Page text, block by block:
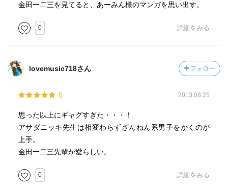
金田一二三を見てると、あーみん様のマンガを思い出す。
0 詳細をみる
lovemusic718さん フォロー
5 2013.08.25
思った以上にギャグすぎた・・・！
アサダニッキ先生は相変わらずざんねん系男子をかくのが
上手。
金田一二三先輩が愛らしい。
0 詳細をみる